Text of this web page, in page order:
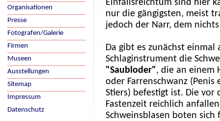
Einfallsreichtum sind hier
nur die gängigsten, meist
jedoch der Narr, dem
Da gibt es zunächst einmal
Schlaginstrument die
"Saubloder", die an einem
oder Farrenschwanz (Penis
Stiers) befestigt ist. Die vor
Fastenzeit reichlich
Schweinsblasen boten sich
Organisationen
Presse
Fotografen/Galerie
Firmen
Museen
Ausstellungen
Sitemap
Impressum
Datenschutz